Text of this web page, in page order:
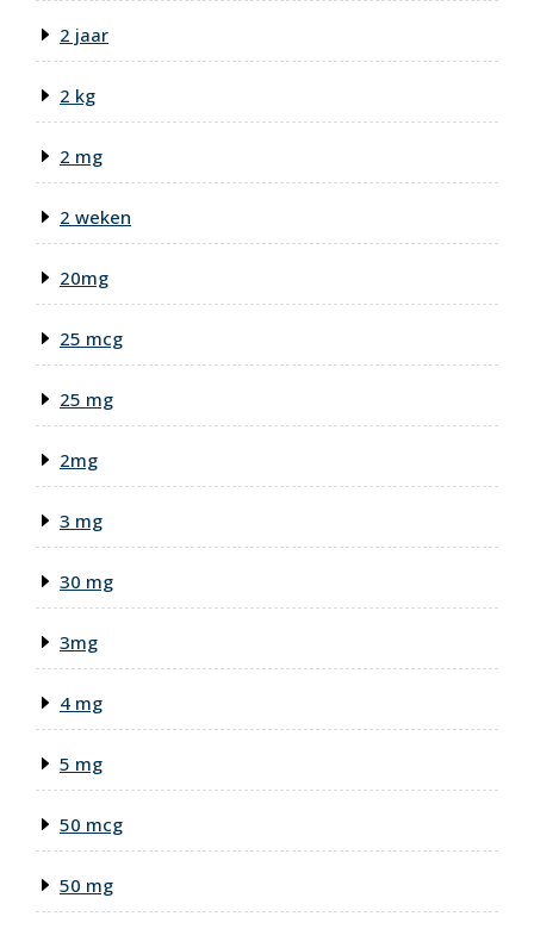
2 jaar
2 kg
2 mg
2 weken
20mg
25 mcg
25 mg
2mg
3 mg
30 mg
3mg
4 mg
5 mg
50 mcg
50 mg